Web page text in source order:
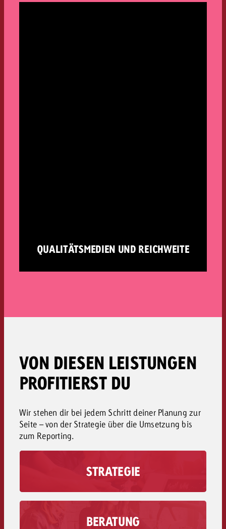
QUALITÄTSMEDIEN UND REICHWEITE
VON DIESEN LEISTUNGEN
PROFITIERST DU
Wir stehen dir bei jedem Schritt deiner Planung zur
Seite – von der Strategie über die Umsetzung bis
zum Reporting.
STRATEGIE
Am Anfang vom Kampagnenerfolg steht die
Mediastrategie, die wir zusammen genau auf
deine Bedürfnisse ausrichten. So gelingt es
Beginn weg zu planen, um die grösstmögliche
BERATUNG